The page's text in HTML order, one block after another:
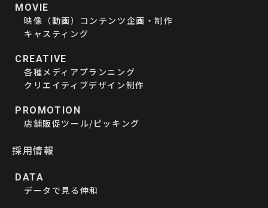
MOVIE
映像（動画）コンテンツ企画・制作
キャスティング
CREATIVE
各種メディアプランニング
クリエイティブデザイン制作
PROMOTION
店舗販促ツール/ピッキング
採用情報
DATA
データで見る伸和